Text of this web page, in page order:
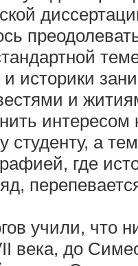
историки
и
интересом
студенту, а
где
учили, что
века, до